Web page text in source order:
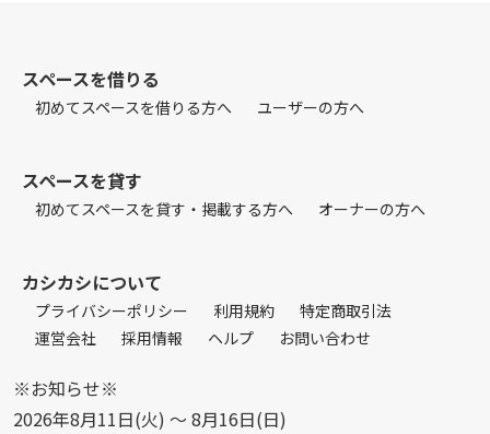
スペースを借りる
初めてスペースを借りる方へ ユーザーの方へ
スペースを貸す
初めてスペースを貸す・掲載する方へ オーナーの方へ
カシカシについて
プライバシーポリシー 利用規約
特定商取引法
運営会社
採用情報 ヘルプ お問い合わせ
※お知らせ※
2026年8月11日(火) 〜 8月16日(日)